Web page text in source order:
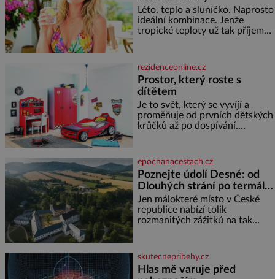
Léto, teplo a sluníčko. Naprosto
ideální kombinace. Jenže
tropické teploty už tak příjemné
dyž se nám tropy zaryjí pod
kůži, hledáme úlevu v bazénu
nebo pomocí klimatizace. Jenže
ne vždycky můžeme být v jejich
blízkosti. Nemusíte však zoufat.
Pokud budete mít promyšlený
jídelníček, žadné pařáky si na
rezidenceonline.cz
Prostor, který roste s
dítětem
Je to svět, který se vyvíjí a
proměňuje od prvních dětských
krůčků až po dospívání.
soustředění i odpočinek a
reaguje na každou etapu života
a specifické potřeby dítěte. Pro
nejmenší je klíčová
jednoduchost, měkkost a
bezpečí, proto by pokoj
miminka měl působit především
epochanacestach.cz
Poznejte údolí Desné: od
Dlouhých strání po termální
prameny
Jen málokteré místo v České
republice nabízí tolik
rozmanitých zážitků na tak
jediného dne můžete
nahlédnout do útrob jedné z
nejvýznamnějších vodních
skutecnepribehy.cz
Hlas mě varuje před